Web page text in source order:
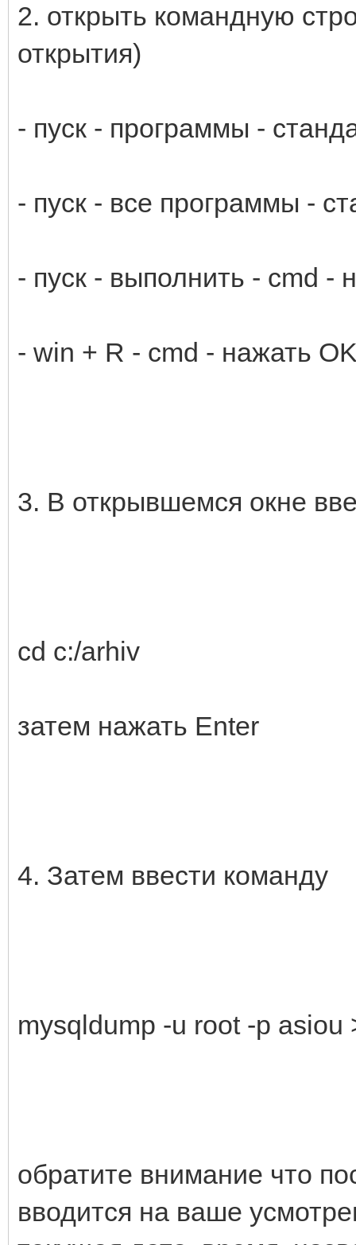
2. открыть командную
открытия)
- пуск - программы -
- пуск - все программы -
- пуск - выполнить - cmd -
- win + R - cmd - нажать
3. В открывшемся окне
cd c:/arhiv
затем нажать Enter
4. Затем ввести команду
mysqldump -u root -p
обратите внимание что
вводится на ваше